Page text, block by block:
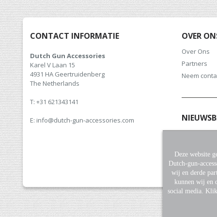
CONTACT INFORMATIE
Dutch Gun Accessories
Karel V Laan 15
4931 HA Geertruidenberg
The Netherlands
T: +31 621343141
E: info@dutch-gun-accessories.com
OVER
Over Ons
Partners
Neem
hoogte
Deze website
Dutch-gun-
wij en derde
kunnen wij en
social media.